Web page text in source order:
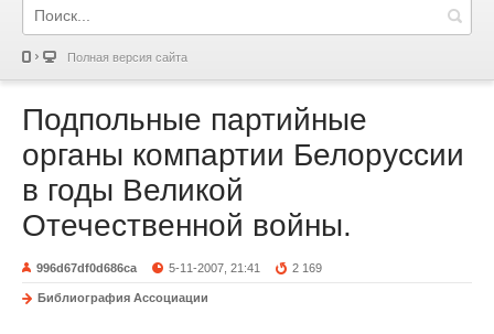
Полная версия сайта
Подпольные партийные
органы компартии Белоруссии
в годы Великой
Отечественной войны.
996d67df0d686ca 5-11-2007, 21:41 2 169
Библиография Ассоциации